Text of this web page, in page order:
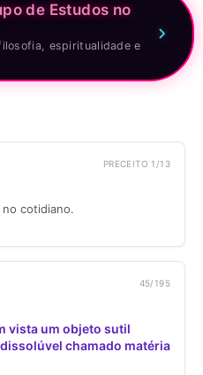
de Estudos no
espiritualidade e